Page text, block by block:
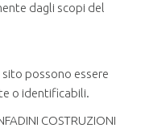
dagli scopi del
possono essere
o identificabili.
COSTRUZIONI